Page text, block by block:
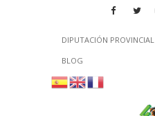
DIPUTACIÓN PROVINCIAL
BLOG